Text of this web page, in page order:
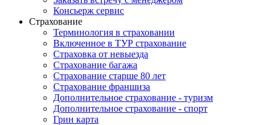
Консьерж сервис
Страхование
Терминология в страховании
Включенное в ТУР страхование
Страховка от невыезда
Страхование багажа
Страхование старше 80 лет
Страхование франшиза
Дополнительное страхование - туризм
Дополнительное страхование - спорт
Грин карта